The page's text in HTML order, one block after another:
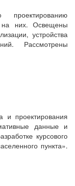
на них. Освещены
устройства
Рассмотрены
и проектирования
данные и
курсового
пункта».